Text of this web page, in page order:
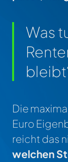
Was
Die
Euro
reicht das
welchen